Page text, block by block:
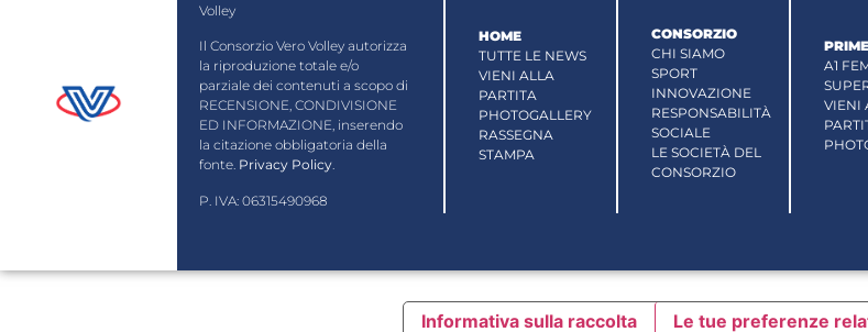
Volley
Il Consorzio Vero Volley autorizza
la riproduzione totale e/o
parziale dei contenuti a scopo di
RECENSIONE, CONDIVISIONE
ED INFORMAZIONE, inserendo
la citazione obbligatoria della
fonte. Privacy Policy.
P. IVA: 06315490968
HOME
TUTTE LE NEWS
VIENI ALLA
PARTITA
PHOTOGALLERY
RASSEGNA
STAMPA
CONSORZIO
CHI SIAMO
SPORT
INNOVAZIONE
RESPONSABILITÀ
SOCIALE
LE SOCIETÀ DEL
CONSORZIO
A1
VIENI
Informativa sulla raccolta Le tue preferenze